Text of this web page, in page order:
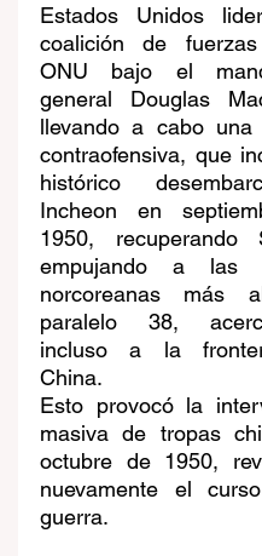
Estados Unidos
coalición de
ONU bajo el
general Douglas
llevando a cabo una
contraofensiva, que
histórico
Incheon en
1950, recuperando
empujando a las
norcoreanas más
paralelo 38,
incluso a la
China.
Esto provocó la
masiva de tropas
octubre de 1950,
nuevamente el
guerra.